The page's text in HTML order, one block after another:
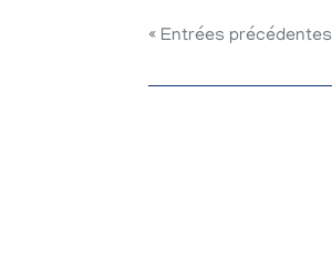
« Entrées précédentes